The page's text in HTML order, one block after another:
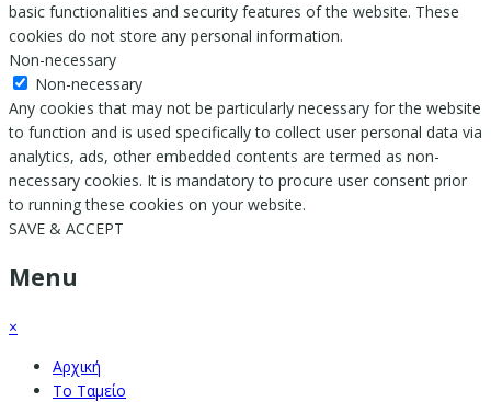
basic functionalities and security features of the website. These
cookies do not store any personal information.
Non-necessary
Non-necessary
Any cookies that may not be particularly necessary for the website
to function and is used specifically to collect user personal data via
analytics, ads, other embedded contents are termed as non-
necessary cookies. It is mandatory to procure user consent prior
to running these cookies on your website.
SAVE & ACCEPT
Menu
×
Αρχική
Το Ταμείο